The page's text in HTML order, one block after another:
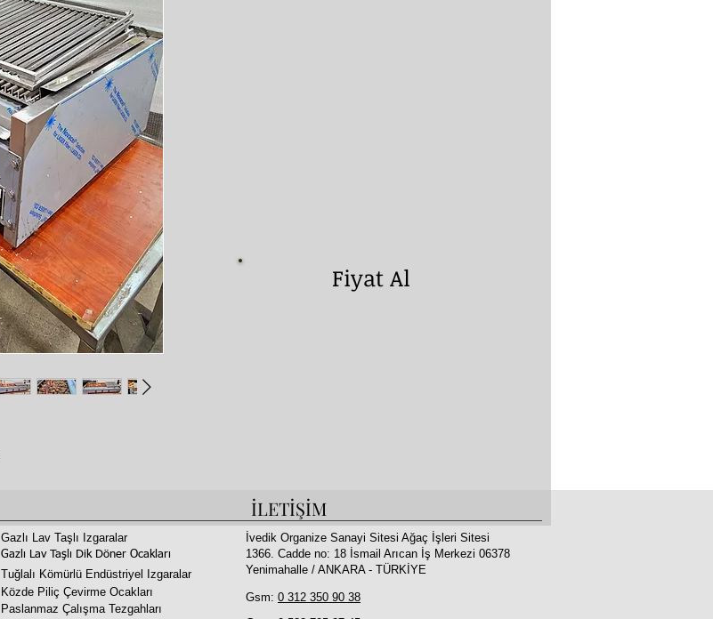
Pişirebilirsiniz
Fiyat Al
İLETİŞİM
Gazlı Lav Taşlı Izgaralar
Gazlı Lav Taşlı Dik Döner Ocakları
Tuğlalı Kömürlü Endüstriyel Izgaralar
İvedik Organize Sanayi Sitesi Ağaç İşleri Sitesi
1366. Cadde no: 18 İsmail Arıcan İş Merkezi 06378
Yenimahalle / ANKARA - TÜRKİYE
Közde Piliç Çevirme Ocakları
Paslanmaz Çalışma Tezgahları
Gsm: 0 312 350 90 38